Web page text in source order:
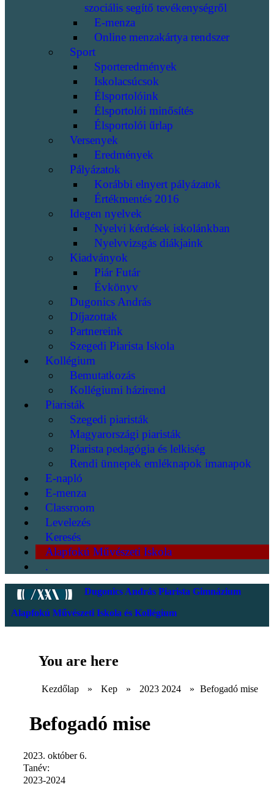
szociális segítő tevékenységről
E-menza
Online menzakártya rendszer
Sport
Sporteredmények
Iskolacsúcsok
Élsportolóink
Élsportolói minősítés
Élsportolói űrlap
Versenyek
Eredmények
Pályázatok
Korábbi elnyert pályázatok
Értékmentés 2016
Idegen nyelvek
Nyelvi kérdések iskolánkban
Nyelvvizsgás diákjaink
Kiadványok
Piár Futár
Évkönyv
Dugonics András
Díjazottak
Partnereink
Szegedi Piarista Iskola
Kollégium
Bemutatkozás
Kollégiumi házirend
Piaristák
Szegedi piaristák
Magyarországi piaristák
Piarista pedagógia és lelkiség
Rendi ünnepek emléknapok imanapok
E-napló
E-menza
Classroom
Levelezés
Keresés
Alapfokú Művészeti Iskola
.
Dugonics András Piarista Gimnázium
Alapfokú Művészeti Iskola és Kollégium
You are here
Kezdőlap » Kep » 2023 2024 » Befogadó mise
Befogadó mise
2023. október 6.
Tanév:
2023-2024